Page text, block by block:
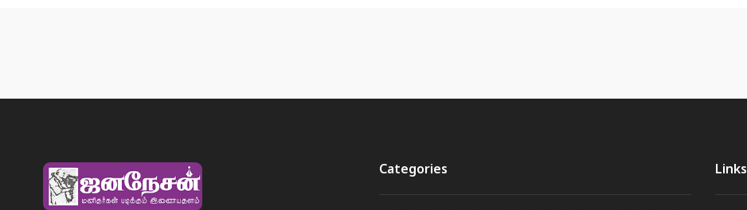
Categories Links